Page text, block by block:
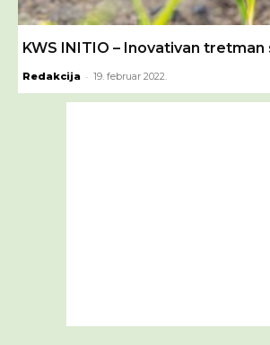
KWS INITIO – Inovativan tretman
Redakcija - 19. februar 2022.